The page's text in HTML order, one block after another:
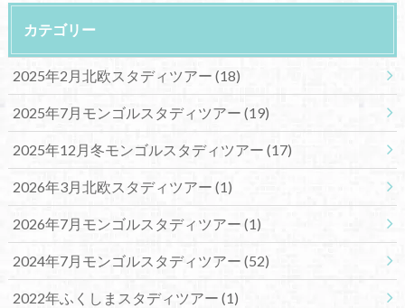
カテゴリー
2025年2月北欧スタディツアー (18)
2025年7月モンゴルスタディツアー (19)
2025年12月冬モンゴルスタディツアー (17)
2026年3月北欧スタディツアー (1)
2026年7月モンゴルスタディツアー (1)
2024年7月モンゴルスタディツアー (52)
2022年ふくしまスタディツアー (1)